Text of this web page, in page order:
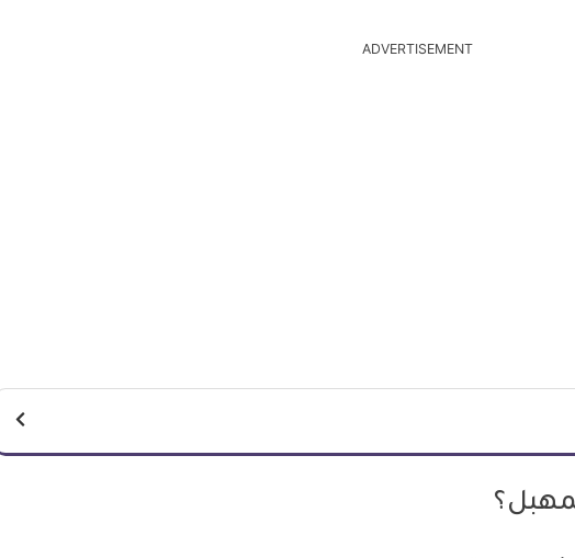
ADVERTISEMENT